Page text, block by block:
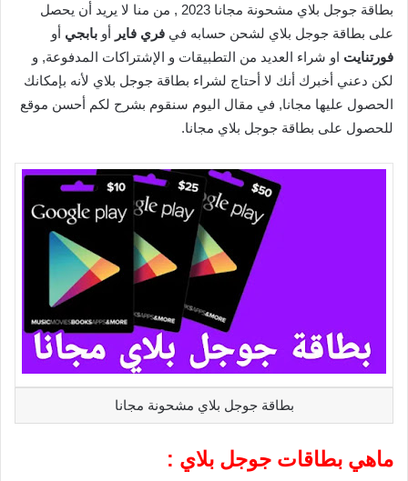
بطاقة جوجل بلاي مشحونة مجانا 2023 , من منا لا يريد أن يحصل
على بطاقة جوجل بلاي لشحن حسابه في فري فاير أو بابجي أو
فورتنايت او شراء العديد من التطبيقات و الإشتراكات المدفوعة, و
لكن دعني أخبرك أنك لا أحتاج لشراء بطاقة جوجل بلاي لأنه بإمكانك
الحصول عليها مجانا, في مقال اليوم سنقوم بشرح لكم أحسن موقع
للحصول على بطاقة جوجل بلاي مجانا.
بطاقة جوجل بلاي مشحونة مجانا
ماهي بطاقات جوجل بلاي :